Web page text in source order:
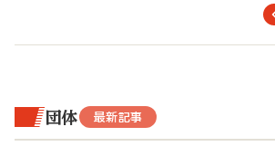
団体 最新記事